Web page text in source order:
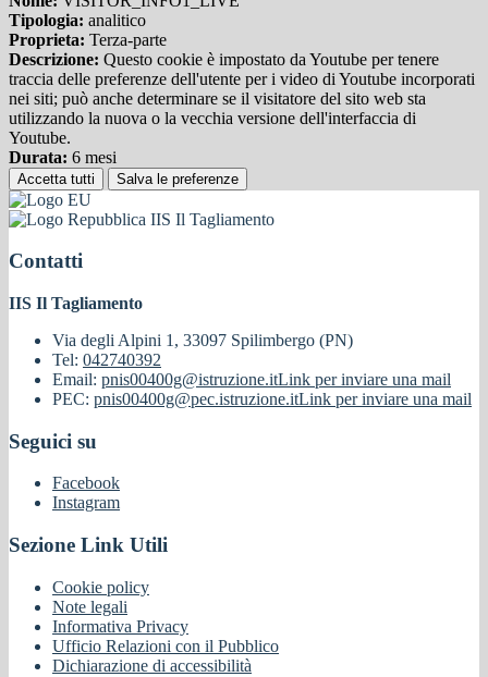
Tipologia: analitico
Proprieta: Terza-parte
Descrizione: Questo cookie è impostato da Youtube per tenere
traccia delle preferenze dell'utente per i video di Youtube incorporati
nei siti; può anche determinare se il visitatore del sito web sta
utilizzando la nuova o la vecchia versione dell'interfaccia di
Youtube.
Durata: 6 mesi
Accetta tutti Salva le preferenze
IIS Il Tagliamento
Contatti
IIS Il Tagliamento
Via degli Alpini 1, 33097 Spilimbergo (PN)
Tel: 042740392
Email: pnis00400g@istruzione.itLink per inviare una mail
PEC: pnis00400g@pec.istruzione.itLink per inviare una mail
Seguici su
Facebook
Instagram
Sezione Link Utili
Cookie policy
Note legali
Informativa Privacy
Ufficio Relazioni con il Pubblico
Dichiarazione di accessibilità